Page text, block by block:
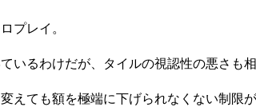
プレイ。
るわけだが、タイルの視認性の悪さも
ても額を極端に下げられなくない制限